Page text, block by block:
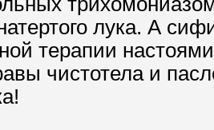
лука. А
терапии
чистотела и